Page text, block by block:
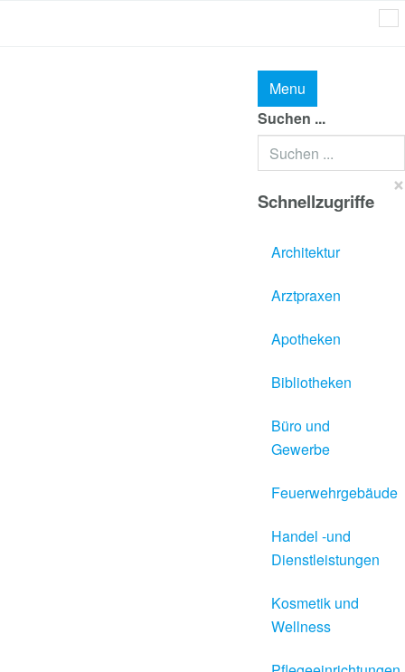
Menu
Suchen ...
×
Schnellzugriffe
Architektur
Arztpraxen
Apotheken
Bibliotheken
Büro und
Gewerbe
Feuerwehrgebäude
Handel -und
Dienstleistungen
Kosmetik und
Wellness